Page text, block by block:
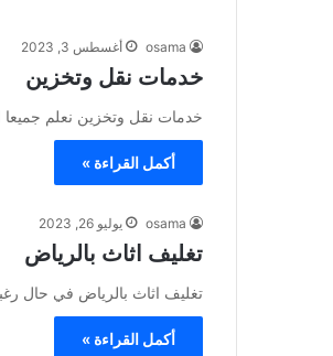
osama أغسطس 3, 2023
خدمات نقل وتخزين
خدمات نقل وتخزين نعلم جميعا
أكمل القراءة »
osama يوليو 26, 2023
تغليف اثاث بالرياض
تغليف اثاث بالرياض في حال
أكمل القراءة »